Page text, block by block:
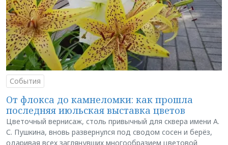
События
От флокса до камнеломки: как прошла
последняя июльская выставка цветов
Цветочный вернисаж, столь привычный для сквера имени А.
С. Пушкина, вновь развернулся под сводом сосен и берёз,
одаривая всех заглянувших многообразием цветовой